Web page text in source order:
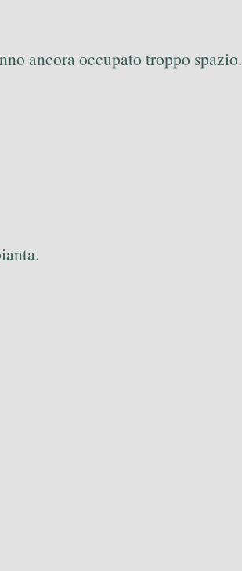
ancora occupato troppo spazio.